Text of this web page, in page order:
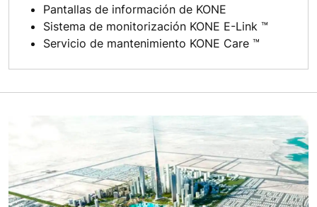
Pantallas de información de KONE
Sistema de monitorización KONE E-Link ™
Servicio de mantenimiento KONE Care ™